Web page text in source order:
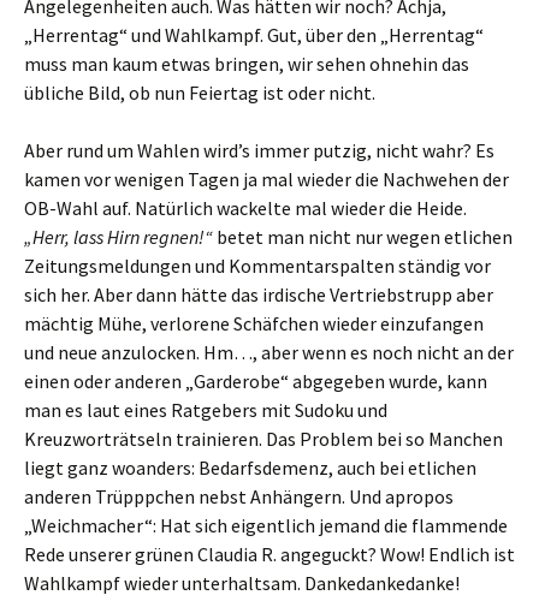
Angelegenheiten auch. Was hätten wir noch? Achja,
„Herrentag“ und Wahlkampf. Gut, über den „Herrentag“
muss man kaum etwas bringen, wir sehen ohnehin das
übliche Bild, ob nun Feiertag ist oder nicht.
Aber rund um Wahlen wird’s immer putzig, nicht wahr? Es
kamen vor wenigen Tagen ja mal wieder die Nachwehen der
OB-Wahl auf. Natürlich wackelte mal wieder die Heide.
„Herr, lass Hirn regnen!“ betet man nicht nur wegen etlichen
Zeitungsmeldungen und Kommentarspalten ständig vor
sich her. Aber dann hätte das irdische Vertriebstrupp aber
mächtig Mühe, verlorene Schäfchen wieder einzufangen
und neue anzulocken. Hm…, aber wenn es noch nicht an der
einen oder anderen „Garderobe“ abgegeben wurde, kann
man es laut eines Ratgebers mit Sudoku und
Kreuzworträtseln trainieren. Das Problem bei so Manchen
liegt ganz woanders: Bedarfsdemenz, auch bei etlichen
anderen Trüpppchen nebst Anhängern. Und apropos
„Weichmacher“: Hat sich eigentlich jemand die flammende
Rede unserer grünen Claudia R. angeguckt? Wow! Endlich ist
Wahlkampf wieder unterhaltsam. Dankedankedanke!